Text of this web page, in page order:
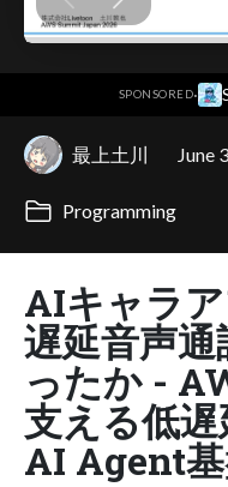
SPONSORED·
最上土川 June
Programming
AIキャラ
遅延音声
ったか -
支える低
AI Agent